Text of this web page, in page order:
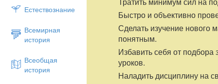
Естествознание
Всемирная
история
Всеобщая
история
Быстро и объективно
Сделать изучение нового
понятным.
Избавить себя от подбора
уроков.
Наладить дисциплину на